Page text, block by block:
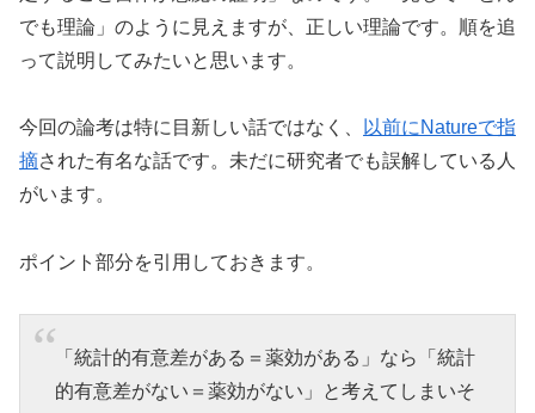
でも理論」のように見えますが、正しい理論です。順を追
って説明してみたいと思います。
今回の論考は特に目新しい話ではなく、 以前にNatureで指
摘された有名な話です。未だに研究者でも誤解している人
がいます。
ポイント部分を引用しておきます。
「統計的有意差がある＝薬効がある」なら「統計
的有意差がない＝薬効がない」と考えてしまいそ